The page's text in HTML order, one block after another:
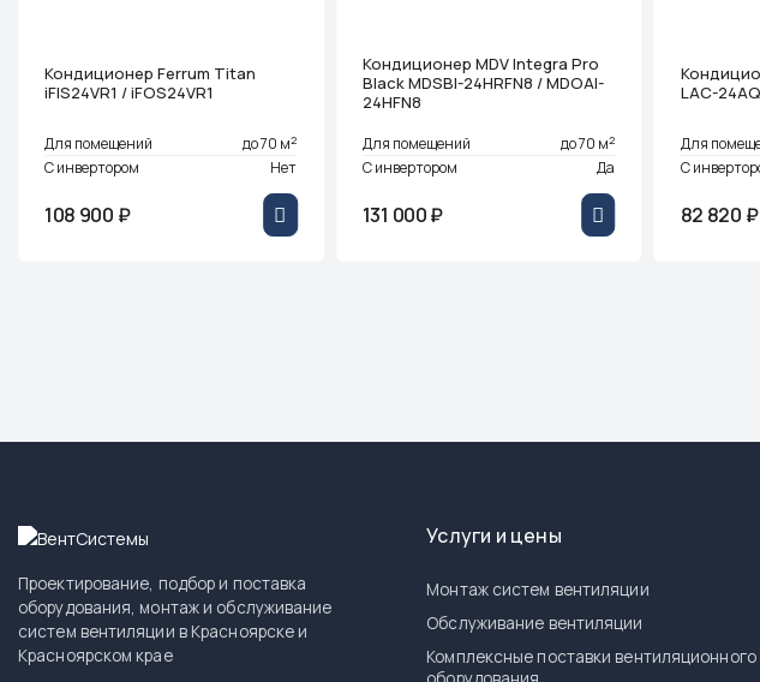
Кондиционер Ferrum Titan
iFIS24VR1 / iFOS24VR1
Для помещений до 70 м2
С инвертором Нет
108 900 ₽
Кондиционер MDV Integra Pro
Black MDSBI-24HRFN8 / MDOAI-
24HFN8
Для помещений до 70 м2
С инвертором Да
131 000 ₽
LAC-24AQ
Для
С
82 820 ₽
Проектирование, подбор и поставка
оборудования, монтаж и обслуживание
систем вентиляции в Красноярске и
Красноярском крае
Услуги и цены
Монтаж систем вентиляции
Обслуживание вентиляции
Комплексные поставки вентиляционного